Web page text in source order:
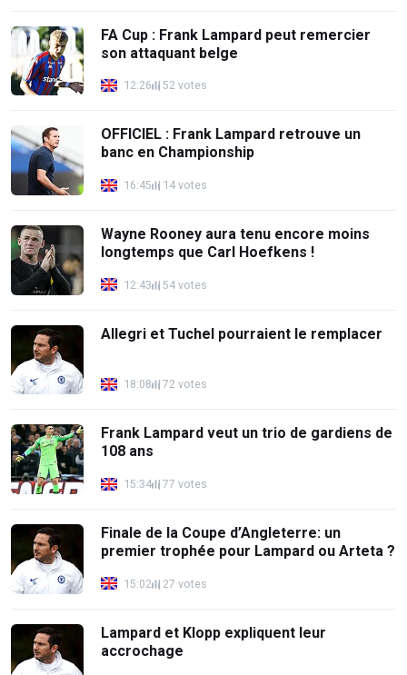
FA Cup : Frank Lampard peut remercier
son attaquant belge
12:26 52 votes
OFFICIEL : Frank Lampard retrouve un
banc en Championship
16:45 14 votes
Wayne Rooney aura tenu encore moins
longtemps que Carl Hoefkens !
12:43 54 votes
Allegri et Tuchel pourraient le remplacer
18:08 72 votes
Frank Lampard veut un trio de gardiens de
108 ans
15:34 77 votes
Finale de la Coupe d’Angleterre: un
premier trophée pour Lampard ou Arteta ?
15:02 27 votes
Lampard et Klopp expliquent leur
accrochage